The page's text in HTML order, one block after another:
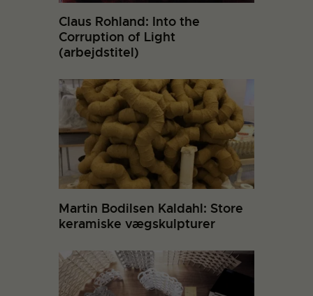
Claus Rohland: Into the
Corruption of Light
(arbejdstitel)
Martin Bodilsen Kaldahl: Store
keramiske vægskulpturer